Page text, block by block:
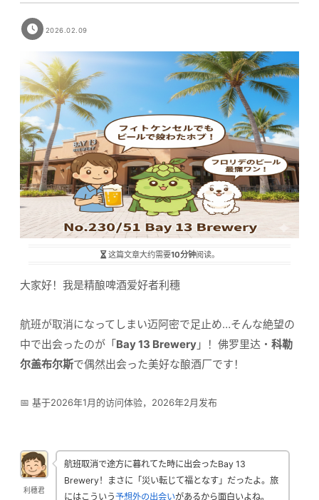
2026.02.09
这篇文章大约需要10分钟阅读。
大家好！我是精酿啤酒爱好者利穗
航班が取消になってしまい迈阿密で足止め…そんな絶望の
中で出会ったのが「 Bay 13 Brewery 」！佛罗里达・ 科勒
尔盖布尔斯で偶然出会った美好な酿酒厂です！
📅 基于2026年1月的访问体验，2026年2月发布
利穗君
航班取消で途方に暮れてた時に出会ったBay 13
Brewery！まさに「災い転じて福となす」だったよ。旅
にはこういう予想外の出会いがあるから面白いよね。